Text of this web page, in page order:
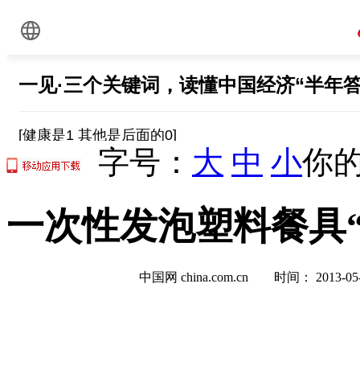
字号： 大 中 小你
一次性发泡塑料餐
中国网 china.com.cn 时间：